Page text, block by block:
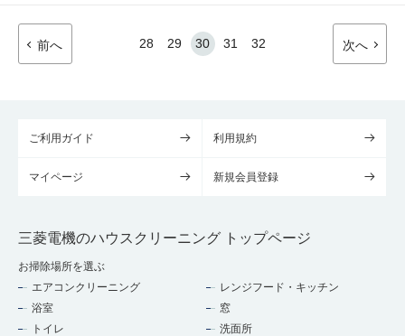
前へ 28 29 30 31 32 次へ
ご利用ガイド 利用規約
マイページ 新規会員登録
三菱電機のハウスクリーニング トップページ
お掃除場所を選ぶ
エアコンクリーニング
レンジフード・キッチン
浴室
窓
トイレ
洗面所